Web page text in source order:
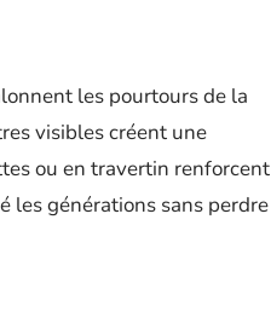
les pourtours de la
visibles créent une
ou en travertin renforcent
les générations sans perdre